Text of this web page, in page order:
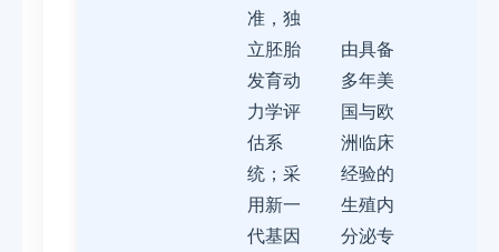
准，独
立胚胎
发育动
力学评
估系
统；采
用新一
代基因
由具备
多年美
国与欧
洲临床
经验的
生殖内
分泌专